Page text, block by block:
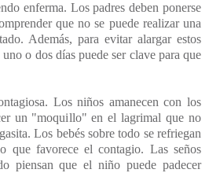
enferma. Los padres deben ponerse
que no se puede realizar una
Además, para evitar alargar estos
o dos días puede ser clave para que
Los niños amanecen con los
un "moquillo" en el lagrimal que no
Los bebés sobre todo se refriegan
que favorece el contagio. Las seños
piensan que el niño puede padecer